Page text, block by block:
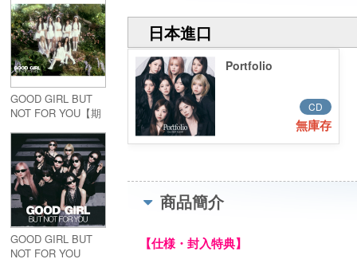
GOOD GIRL BUT
NOT FOR YOU【期
(CD+ビジュアルカ
ードセット)
GOOD GIRL BUT
NOT FOR YOU
日本進口
Portfolio
CD
無庫存
商品簡介
【仕様・封入特典】